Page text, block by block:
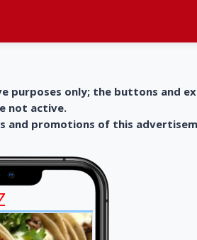
purposes only; the buttons and
not active.
and promotions of this